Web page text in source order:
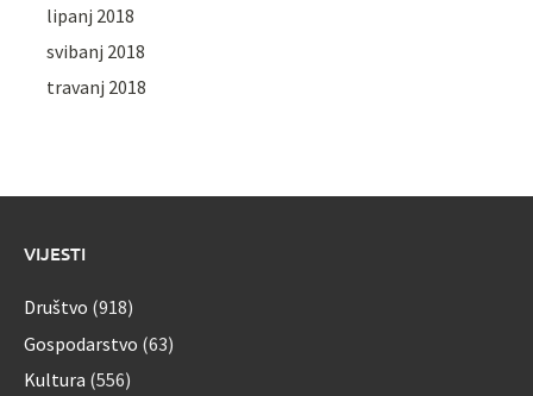
lipanj 2018
svibanj 2018
travanj 2018
VIJESTI
Društvo (918)
Gospodarstvo (63)
Kultura (556)